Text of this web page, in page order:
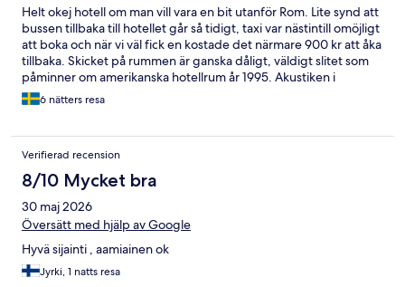
Helt okej hotell om man vill vara en bit utanför Rom. Lite synd att
bussen tillbaka till hotellet går så tidigt, taxi var nästintill omöjligt
att boka och när vi väl fick en kostade det närmare 900 kr att åka
tillbaka. Skicket på rummen är ganska dåligt, väldigt slitet som
påminner om amerikanska hotellrum år 1995. Akustiken i
restaurangen var väldigt jobbig, det blev otroligt högljutt vid
bara några få människor. Poolen var stängd i mitten på maj trots
6 nätters resa
Verifierad recension
8/10 Mycket bra
30 maj 2026
Översätt med hjälp av Google
Hyvä sijainti , aamiainen ok
Jyrki, 1 natts resa